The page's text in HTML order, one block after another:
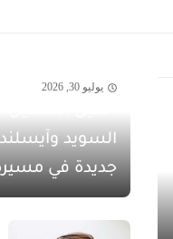
يوليو 30, 2026
السويد
جديدة في